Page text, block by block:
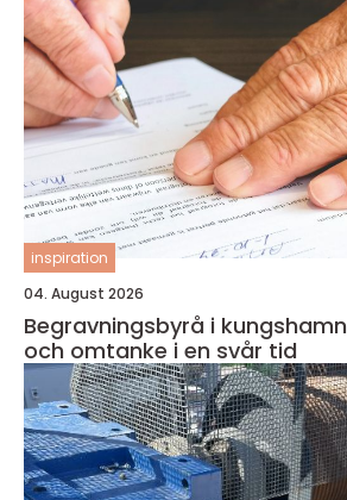
inspiration
04. August 2026
Begravningsbyrå i kungshamn stöd, struktur
och omtanke i en svår tid